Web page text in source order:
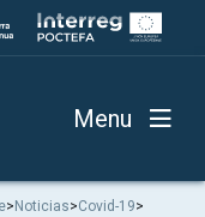
Menu
> Noticias>Covid-19>